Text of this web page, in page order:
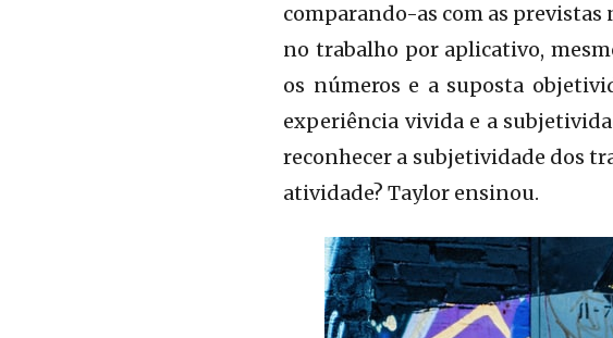
comparando-as com as previstas
no trabalho por aplicativo,
os números e a suposta
experiência vivida e a
reconhecer a subjetividade dos
atividade? Taylor ensinou.